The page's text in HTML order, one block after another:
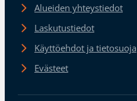
Alueiden yhteystiedot
Laskutustiedot
Käyttöehdot ja tietosuoja
Evästeet